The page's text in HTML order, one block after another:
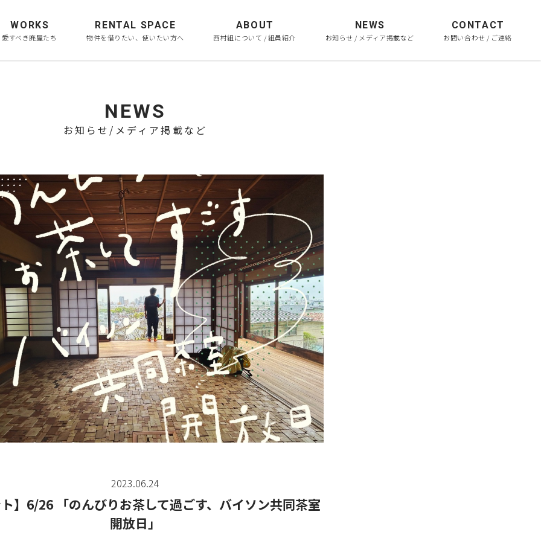
WORKS
愛すべき廃屋たち
RENTAL SPACE
物件を借りたい、使いたい方へ
ABOUT
西村組について / 組員紹介
NEWS
お知らせ / メディア掲載など
CONTACT
お問い合わせ / ご連絡
NEWS
お知らせ/メディア掲載など
2023.06.24
】6/26 「のんびりお茶して過ごす、バイソン共同茶室
開放日」